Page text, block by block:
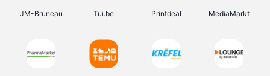
JM-Bruneau Tui.be Printdeal MediaMarkt